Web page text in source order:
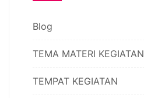
Blog
TEMA MATERI KEGIATAN
TEMPAT KEGIATAN